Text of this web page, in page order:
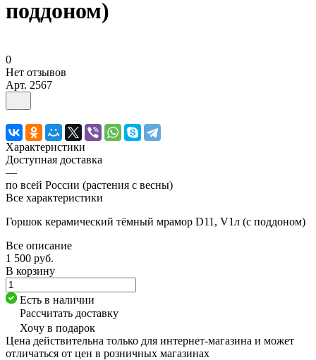
поддоном)
0
Нет отзывов
Арт. 2567
Характеристики
Доступная доставка
—
по всей России (растения с весны)
Все характеристики
Горшок керамический тёмный мрамор D11, V1л (с поддоном)
Все описание
1 500 руб.
В корзину
Есть в наличии
Рассчитать доставку
Хочу в подарок
Цена действительна только для интернет-магазина и может
отличаться от цен в розничных магазинах